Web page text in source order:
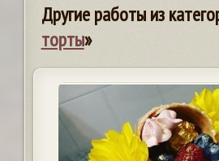
Другие работы из
торты»